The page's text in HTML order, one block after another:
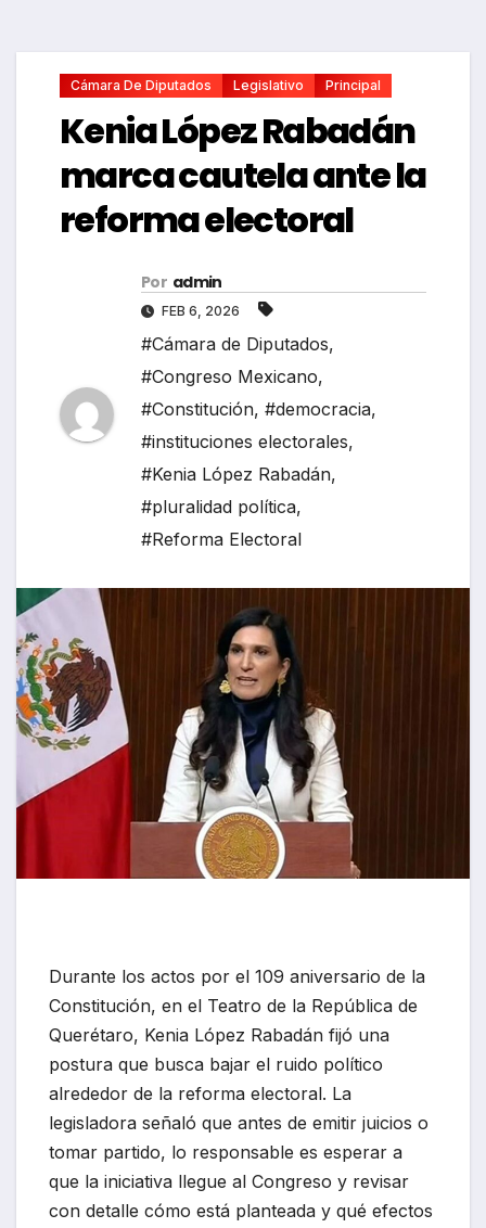
Cámara De Diputados Legislativo Principal
Kenia López Rabadán
marca cautela ante la
reforma electoral
Por admin
FEB 6, 2026
#Cámara de Diputados,
#Congreso Mexicano,
#Constitución, #democracia,
#instituciones electorales,
#Kenia López Rabadán,
#pluralidad política,
#Reforma Electoral
Durante los actos por el 109 aniversario de la
Constitución, en el Teatro de la República de
Querétaro, Kenia López Rabadán fijó una
postura que busca bajar el ruido político
alrededor de la reforma electoral. La
legisladora señaló que antes de emitir juicios o
tomar partido, lo responsable es esperar a
que la iniciativa llegue al Congreso y revisar
con detalle cómo está planteada y qué efectos